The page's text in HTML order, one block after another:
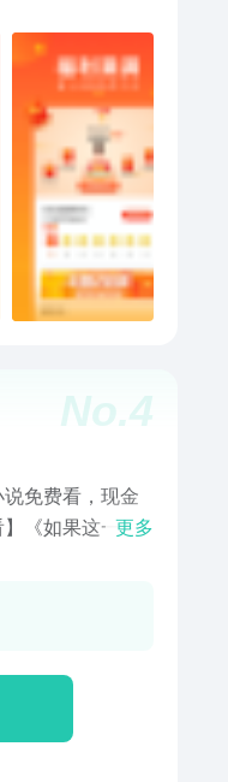
声小说让你随时
书单轻松帮你
现超好看的小
炼巅峰、修罗
手做老婆、异世
才高手等。另有
说阅读排行榜、
单、小说下载
单等一系列热门
节的阅读，让
书虫小说，书
会友。此外能
关注我们】 书
No.4
免费看，现金
《如果这一
为他是因为爱
黄景瑜、李雪
的职业，它的
有一个共同的
我比贼更贼……
更多